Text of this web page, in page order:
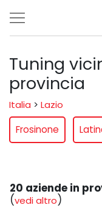
Tuning
provincia
Italia > Lazio
Frosinone
20 aziende in
(vedi altro)